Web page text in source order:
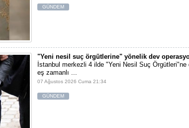
GÜNDEM
"Yeni nesil suç örgütlerine" yönelik dev
İstanbul merkezli 4 ilde "Yeni Nesil Suç Örgütleri"ne
eş zamanlı ...
07 Ağustos 2026 Cuma 21:34
GÜNDEM